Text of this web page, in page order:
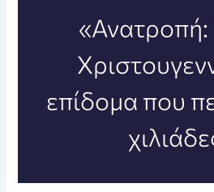
«Ανατροπή:
επίδομα που